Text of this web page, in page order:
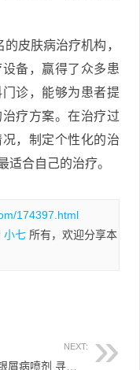
皮肤病治疗机构，
备，赢得了众多患
诊，能够为患者提
疗方案。在治疗过
，制定个性化的治
适合自己的治疗。
174397.html
小七 所有，欢迎分享本
NEXT:
寻常型银屑病喷剂 寻常性银屑病专用药